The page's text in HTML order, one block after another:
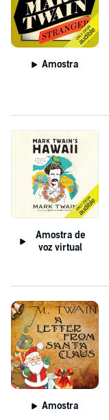
Amostra
Amostra de
voz virtual
Amostra